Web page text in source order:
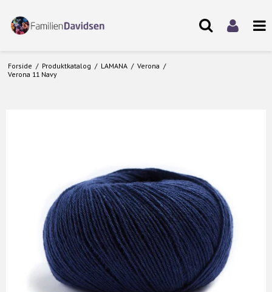
Forside / Produktkatalog / LAMANA / Verona /
Verona 11 Navy